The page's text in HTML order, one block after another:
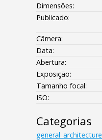
Dimensões:
Publicado:
Câmera:
Data:
Abertura:
Exposição:
Tamanho focal:
ISO:
Categorias
general_architecture